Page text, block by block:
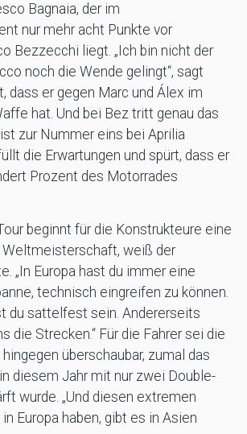
Bagnaia, der im
nur mehr acht Punkte vor
Bezzecchi liegt. „Ich bin nicht der
noch die Wende gelingt“, sagt
dass er gegen Marc und Álex im
hat. Und bei Bez tritt genau das
zur Nummer eins bei Aprilia
die Erwartungen und spürt, dass er
Prozent des Motorrades
beginnt für die Konstrukteure eine
Weltmeisterschaft, weiß der
„In Europa hast du immer eine
technisch eingreifen zu können.
du sattelfest sein. Andererseits
die Strecken.“ Für die Fahrer sei die
überschaubar, zumal das
diesem Jahr mit nur zwei Double-
wurde. „Und diesen extremen
Europa haben, gibt es in Asien